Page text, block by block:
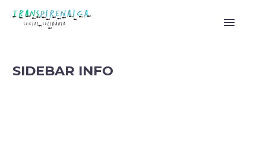
SIDEBAR INFO